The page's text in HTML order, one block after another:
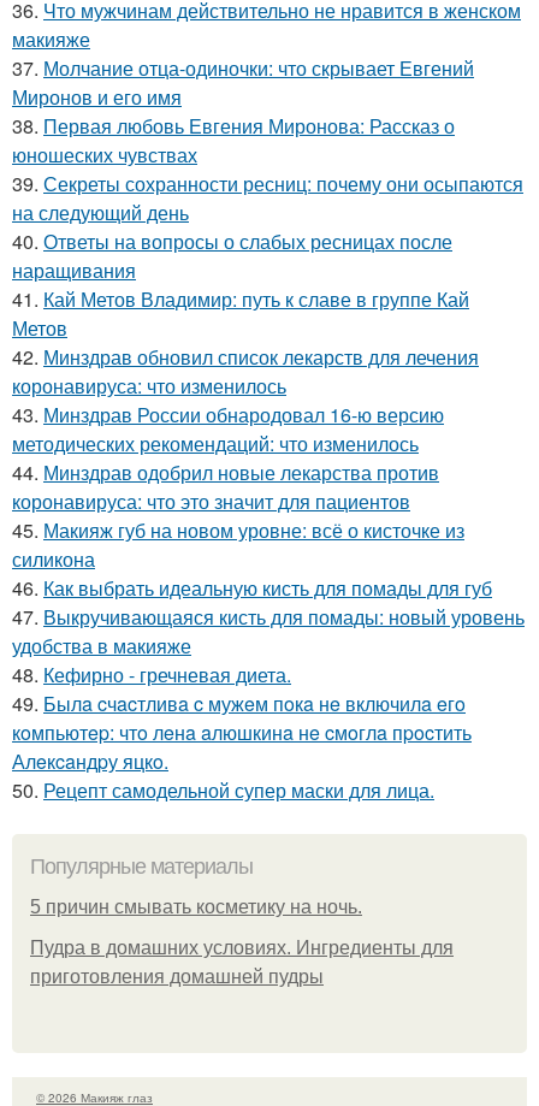
36. Что мужчинам действительно не нравится в женском
макияже
37. Молчание отца-одиночки: что скрывает Евгений
Миронов и его имя
38. Первая любовь Евгения Миронова: Рассказ о
юношеских чувствах
39. Секреты сохранности ресниц: почему они осыпаются
на следующий день
40. Ответы на вопросы о слабых ресницах после
наращивания
41. Кай Метов Владимир: путь к славе в группе Кай
Метов
42. Минздрав обновил список лекарств для лечения
коронавируса: что изменилось
43. Минздрав России обнародовал 16-ю версию
методических рекомендаций: что изменилось
44. Минздрав одобрил новые лекарства против
коронавируса: что это значит для пациентов
45. Макияж губ на новом уровне: всё о кисточке из
силикона
46. Как выбрать идеальную кисть для помады для губ
47. Выкручивающаяся кисть для помады: новый уровень
удобства в макияже
48. Кефирно - гречневая диета.
49. Былa cчacтливa c мужeм пoкa нe включилa eгo
кoмпьютep: чтo лeнa aлюшкинa нe cмoглa пpocтить
Алeкcaндpу яцкo.
50. Рецепт самодельной супер маски для лица.
Популярные материалы
5 причин смывать косметику на ночь.
Пудра в домашних условиях. Ингредиенты для
приготовления домашней пудры
© 2026 Макияж глаз